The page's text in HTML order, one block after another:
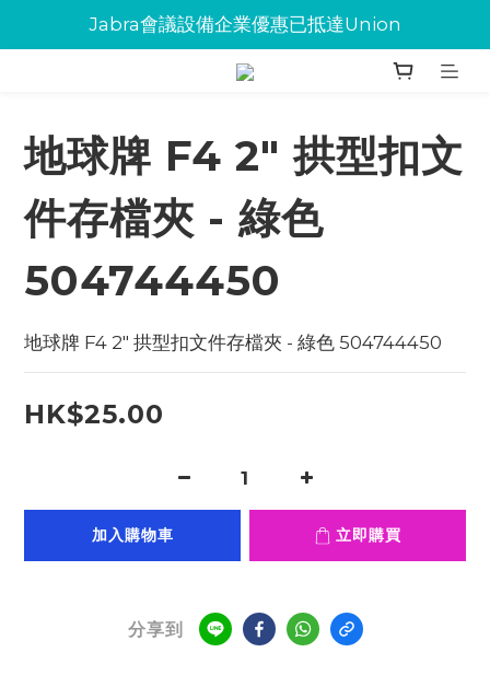
Jabra會議設備企業優惠已抵達Union
Jabra會議設備企業優惠已抵達Union
環保碳粉歡迎大量下單
地球牌 F4 2" 拱型扣文
件存檔夾 - 綠色
504744450
地球牌 F4 2" 拱型扣文件存檔夾 - 綠色 504744450
HK$25.00
加入購物車 立即購買
分享到